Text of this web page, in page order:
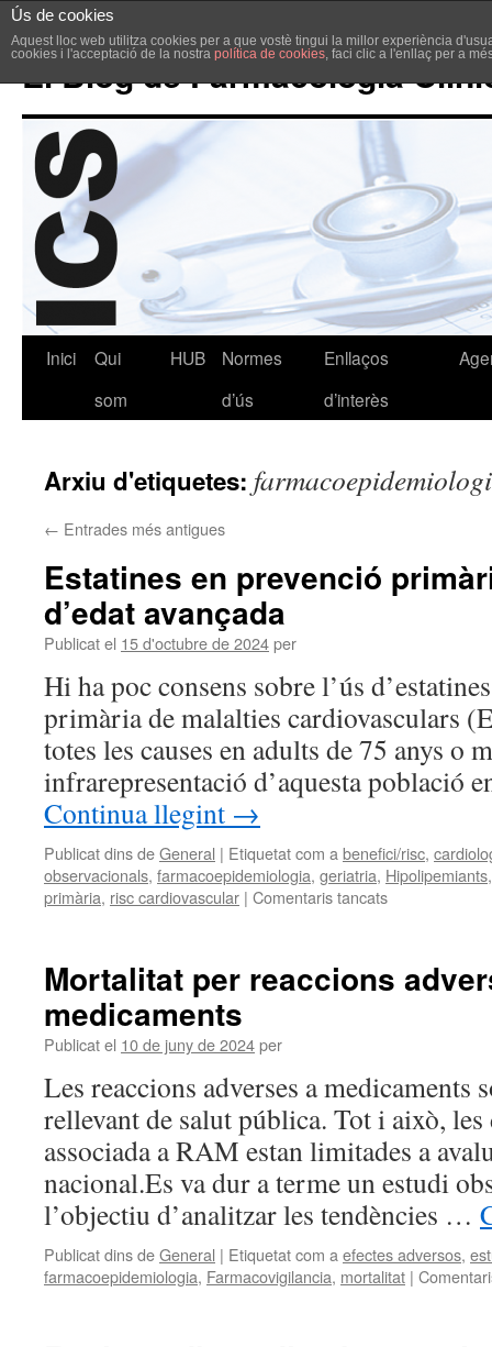
Ús de cookies
Aquest lloc web utilitza cookies per a que vostè tingui la millor experiència
cookies i l'acceptació de la nostra política de cookies, faci clic a l'enllaç per a
El Blog de Farmacologia
Inici
Qui
som
HUB
Normes
d’ús
Enllaços
d’interès
Arxiu d'etiquetes:
← Entrades més antigues
Estatines en prevenció
d’edat avançada
Publicat el 15 d'octubre de 2024per
Hi ha poc consens sobre l’ús
primària de malalties cardiovasculars
totes les causes en adults de 75 anys o
infrarepresentació d’aquesta població
Continua llegint →
Publicat dins deGeneral | Etiquetat com a benefici/risc,
observacionals, farmacoepidemiologia, geriatria, Hipolipemiants
primària, risc cardiovascular | Comentaris tancats
Mortalitat per reaccions
medicaments
Publicat el 10 de juny de 2024per
Les reaccions adverses a medicaments
rellevant de salut pública. Tot i això,
associada a RAM estan limitades a
nacional.Es va dur a terme un estudi
l’objectiu d’analitzar les tendències …
Publicat dins deGeneral | Etiquetat com a efectes adversos,
farmacoepidemiologia, Farmacovigilancia, mortalitat |